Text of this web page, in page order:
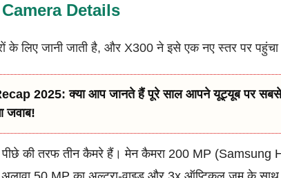
Details
के लिए जानी जाती है, और X300 ने इसे एक नए स्तर पर पहुंचा
2025: क्या आप जानते हैं पूरे साल आपने यूट्यूब पर सबसे
जवाब!
की तरफ तीन कैमरे हैं। मेन कैमरा 200 MP (Samsung